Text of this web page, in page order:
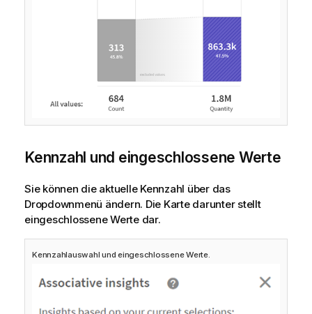
Kennzahl und eingeschlossene Werte
Sie können die aktuelle Kennzahl über das
Dropdownmenü ändern. Die Karte darunter stellt
eingeschlossene Werte dar.
Kennzahlauswahl und eingeschlossene Werte.